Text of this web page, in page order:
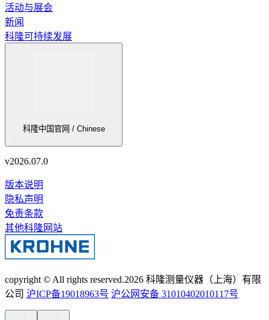
活动与展会
新闻
科隆可持续发展
科隆中国官网 / Chinese
v2026.07.0
版本说明
隐私声明
免责条款
其他科隆网站
copyright © All rights reserved.2026 科隆测量仪器（上海）有限
公司 沪ICP备19018963号 沪公网安备 31010402010117号